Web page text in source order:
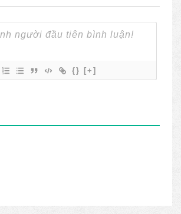
{} [+]